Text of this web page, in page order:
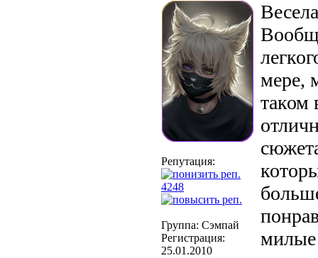
Репутация:
4248
Группа: Сэмпай
Регистрация:
25.01.2010
мере,
таком
милые